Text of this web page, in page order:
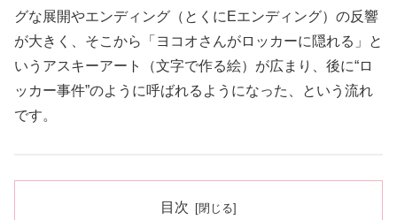
グな展開やエンディング（とくにEエンディング）の反響
が大きく、そこから「ヨコオさんがロッカーに隠れる」と
いうアスキーアート（文字で作る絵）が広まり、後に“ロ
ッカー事件”のように呼ばれるようになった、という流れ
です。
目次